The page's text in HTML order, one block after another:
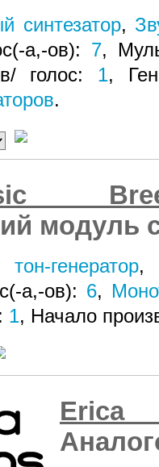
синтезатор,
а,-ов): 7,
голос: 1,
.
модуль
генератор
а,-ов): 6,
1, Начало